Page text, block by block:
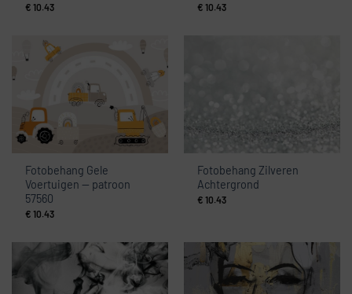
€ 10.43 € 10.43
Fotobehang Gele
Voertuigen — patroon
57560
€ 10.43
Fotobehang Zilveren
Achtergrond
€ 10.43